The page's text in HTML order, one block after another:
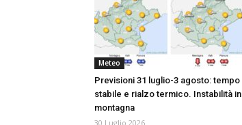
Meteo
Previsioni 31 luglio-3 agosto: tempo
stabile e rialzo termico. Instabilità in
montagna
30 Luglio 2026